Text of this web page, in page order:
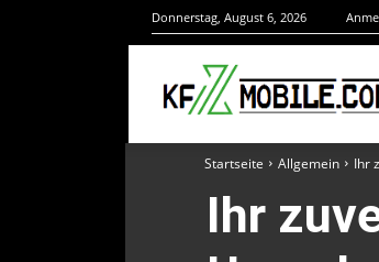
Donnerstag, August 6, 2026
Startseite Allgemein Ihr
Ihr